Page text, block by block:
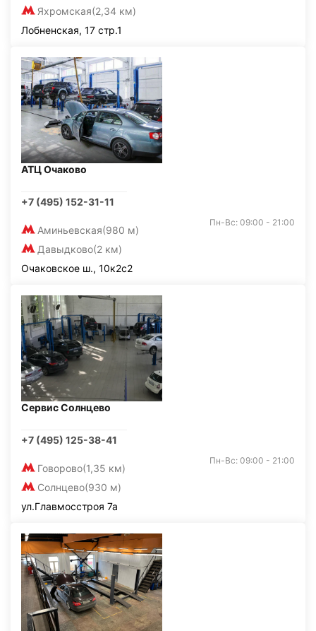
Яхромская(2,34 км)
Лобненская, 17 стр.1
АТЦ Очаково
+7 (495) 152-31-11
Аминьевская(980 м)
Давыдково(2 км)
Пн-Вс: 09:00 - 21:00
Очаковское ш., 10к2с2
Сервис Солнцево
+7 (495) 125-38-41
Говорово(1,35 км)
Солнцево(930 м)
Пн-Вс: 09:00 - 21:00
ул.Главмосстроя 7а